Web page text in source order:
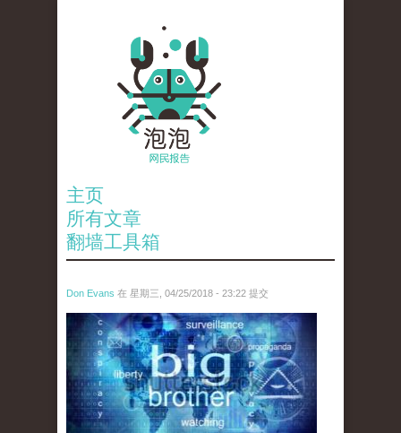
主页
所有文章
翻墙工具箱
Don Evans 在 星期三, 04/25/2018 - 23:22 提交
tou_.jpeg